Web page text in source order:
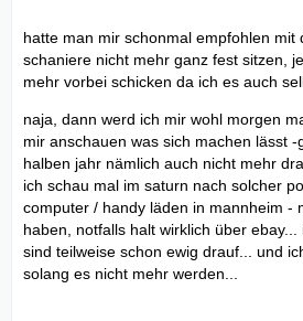
hatte man mir schonmal empfohlen mit
schaniere nicht mehr ganz fest sitzen,
mehr vorbei schicken da ich es auch
naja, dann werd ich mir wohl morgen
mir anschauen was sich machen lässt
halben jahr nämlich auch nicht mehr
ich schau mal im saturn nach solcher
computer / handy läden in mannheim -
haben, notfalls halt wirklich über
sind teilweise schon ewig drauf... und
solang es nicht mehr werden...